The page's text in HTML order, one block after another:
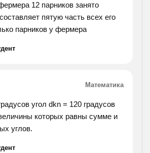
12 парников занято
пятую часть всех его
парников у фермера
Математика
угол dkn = 120 градусов
которых равны сумме и
углов.